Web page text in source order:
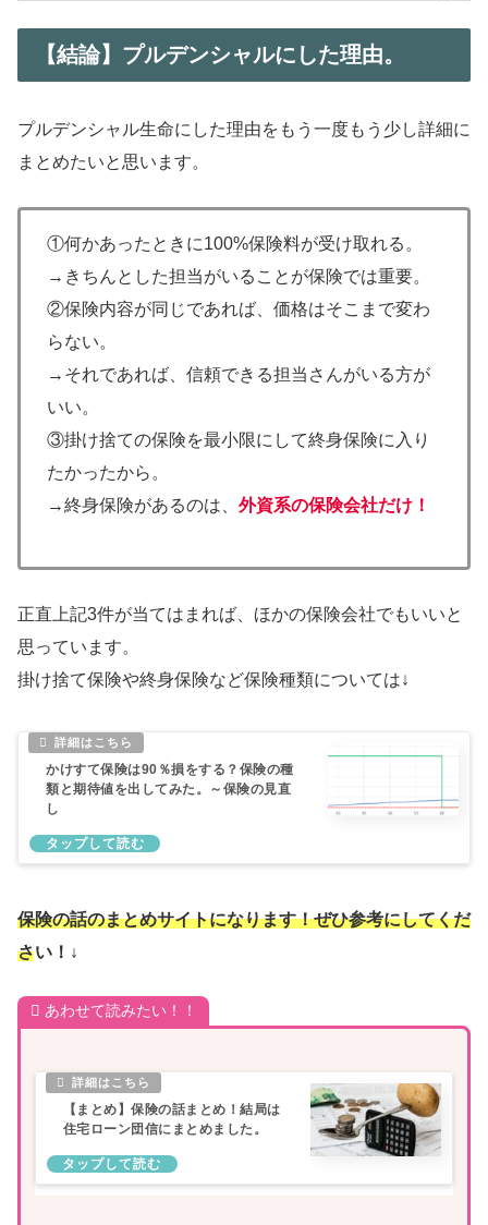
【結論】プルデンシャルにした理由。
プルデンシャル生命にした理由をもう一度もう少し詳細に
まとめたいと思います。
①何かあったときに100%保険料が受け取れる。
→きちんとした担当がいることが保険では重要。
②保険内容が同じであれば、価格はそこまで変わ
らない。
→それであれば、信頼できる担当さんがいる方が
いい。
③掛け捨ての保険を最小限にして終身保険に入り
たかったから。
→終身保険があるのは、 外資系の保険会社だけ！
正直上記3件が当てはまれば、ほかの保険会社でもいいと
思っています。
掛け捨て保険や終身保険など保険種類については↓
かけすて保険は90％損をする？保険の種
類と期待値を出してみた。～保険の見直
し
保険の話のまとめサイトになります！ぜひ参考にしてくだ
さい！↓
あわせて読みたい！！
【まとめ】保険の話まとめ！結局は
住宅ローン団信にまとめました。